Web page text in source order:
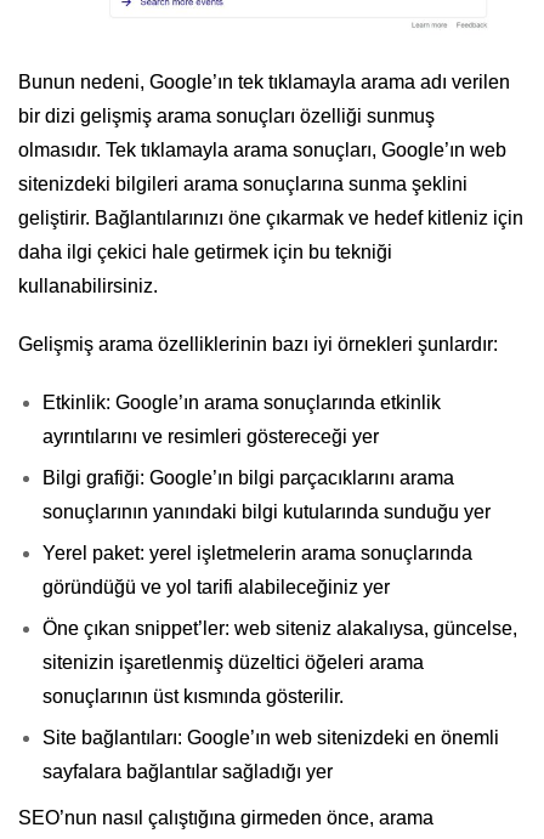
Bunun nedeni, Google’ın tek tıklamayla arama adı verilen
bir dizi gelişmiş arama sonuçları özelliği sunmuş
olmasıdır. Tek tıklamayla arama sonuçları, Google’ın web
sitenizdeki bilgileri arama sonuçlarına sunma şeklini
geliştirir. Bağlantılarınızı öne çıkarmak ve hedef kitleniz için
daha ilgi çekici hale getirmek için bu tekniği
kullanabilirsiniz.
Gelişmiş arama özelliklerinin bazı iyi örnekleri şunlardır:
Etkinlik: Google’ın arama sonuçlarında etkinlik
ayrıntılarını ve resimleri göstereceği yer
Bilgi grafiği: Google’ın bilgi parçacıklarını arama
sonuçlarının yanındaki bilgi kutularında sunduğu yer
Yerel paket: yerel işletmelerin arama sonuçlarında
göründüğü ve yol tarifi alabileceğiniz yer
Öne çıkan snippet’ler: web siteniz alakalıysa, güncelse,
sitenizin işaretlenmiş düzeltici öğeleri arama
sonuçlarının üst kısmında gösterilir.
Site bağlantıları: Google’ın web sitenizdeki en önemli
sayfalara bağlantılar sağladığı yer
SEO’nun nasıl çalıştığına girmeden önce, arama